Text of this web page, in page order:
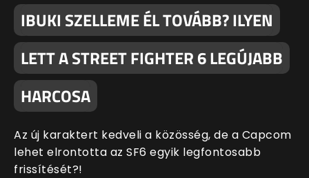
IBUKI SZELLEME ÉL TOVÁBB? ILYEN
LETT A STREET FIGHTER 6 LEGÚJABB
HARCOSA
Az új karaktert kedveli a közösség, de a Capcom
lehet elrontotta az SF6 egyik legfontosabb
frissítését?!